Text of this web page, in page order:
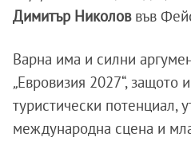
Димитър Николов във
Варна има и силни
„Евровизия 2027“, защото
туристически потенциал,
международна сцена и